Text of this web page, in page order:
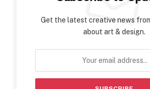
Get the latest creative news
about art & design.